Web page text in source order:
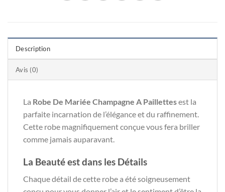
Description
Avis (0)
La Robe De Mariée Champagne A Paillettesest la
parfaite incarnation de l’élégance et du raffinement.
Cette robe magnifiquement conçue vous fera briller
comme jamais auparavant.
La Beauté est dans les Détails
Chaque détail de cette robe a été soigneusement